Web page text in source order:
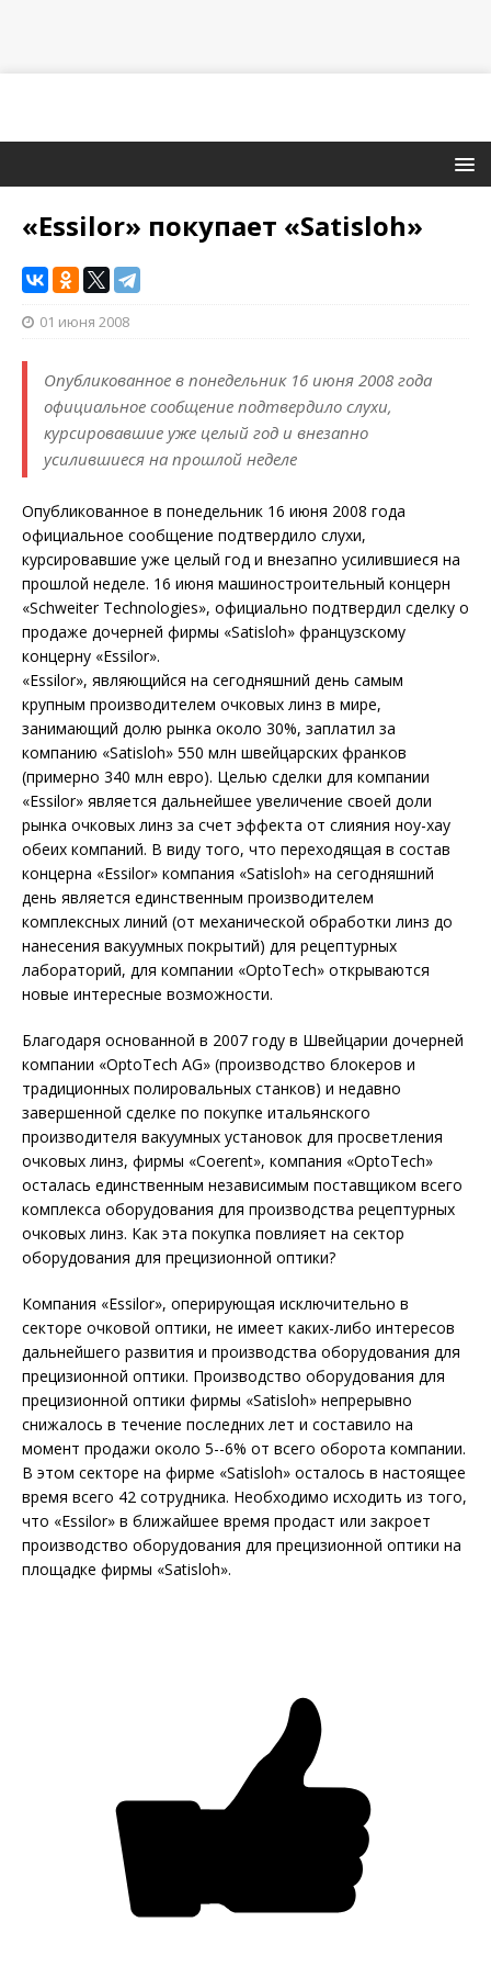
«Essilor» покупает «Satisloh»
01 июня 2008
Опубликованное в понедельник 16 июня 2008 года
официальное сообщение подтвердило слухи,
курсировавшие уже целый год и внезапно
усилившиеся на прошлой неделе
Опубликованное в понедельник 16 июня 2008 года
официальное сообщение подтвердило слухи,
курсировавшие уже целый год и внезапно усилившиеся на
прошлой неделе. 16 июня машиностроительный концерн
«Schweiter Technologies», официально подтвердил сделку о
продаже дочерней фирмы «Satisloh» французскому
концерну «Essilor».
«Essilor», являющийся на сегодняшний день самым
крупным производителем очковых линз в мире,
занимающий долю рынка около 30%, заплатил за
компанию «Satisloh» 550 млн швейцарских франков
(примерно 340 млн евро). Целью сделки для компании
«Essilor» является дальнейшее увеличение своей доли
рынка очковых линз за счет эффекта от слияния ноу-хау
обеих компаний. В виду того, что переходящая в состав
концерна «Essilor» компания «Satisloh» на сегодняшний
день является единственным производителем
комплексных линий (от механической обработки линз до
нанесения вакуумных покрытий) для рецептурных
лабораторий, для компании «OptoTech» открываются
новые интересные возможности.
Благодаря основанной в 2007 году в Швейцарии дочерней
компании «OptoTech AG» (производство блокеров и
традиционных полировальных станков) и недавно
завершенной сделке по покупке итальянского
производителя вакуумных установок для просветления
очковых линз, фирмы «Coerent», компания «OptoTech»
осталась единственным независимым поставщиком всего
комплекса оборудования для производства рецептурных
очковых линз. Как эта покупка повлияет на сектор
оборудования для прецизионной оптики?
Компания «Essilor», оперирующая исключительно в
секторе очковой оптики, не имеет каких-либо интересов
дальнейшего развития и производства оборудования для
прецизионной оптики. Производство оборудования для
прецизионной оптики фирмы «Satisloh» непрерывно
снижалось в течение последних лет и составило на
момент продажи около 5--6% от всего оборота компании.
В этом секторе на фирме «Satisloh» осталось в настоящее
время всего 42 сотрудника. Необходимо исходить из того,
что «Essilor» в ближайшее время продаст или закроет
производство оборудования для прецизионной оптики на
площадке фирмы «Satisloh».